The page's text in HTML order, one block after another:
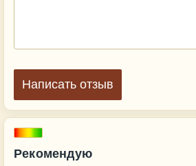
Рекомендую
Написать отзыв